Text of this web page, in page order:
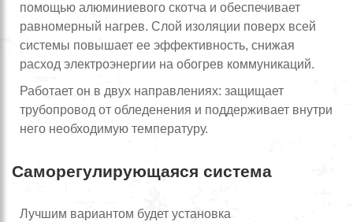
помощью алюминиевого скотча и обеспечивает
равномерный нагрев. Слой изоляции поверх всей
системы повышает ее эффективность, снижая
расход электроэнергии на обогрев коммуникаций.
Работает он в двух направлениях: защищает
трубопровод от обледенения и поддерживает внутри
него необходимую температуру.
Саморегулирующаяся система
Лучшим вариантом будет установка